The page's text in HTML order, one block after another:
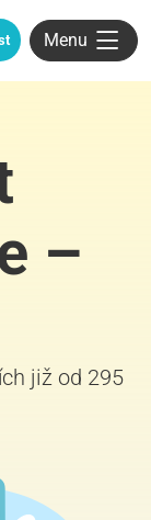
Menu
–
již od 295